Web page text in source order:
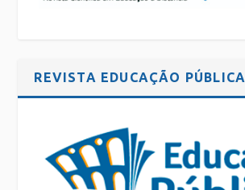
REVISTA EDUCAÇÃO PÚBLICA